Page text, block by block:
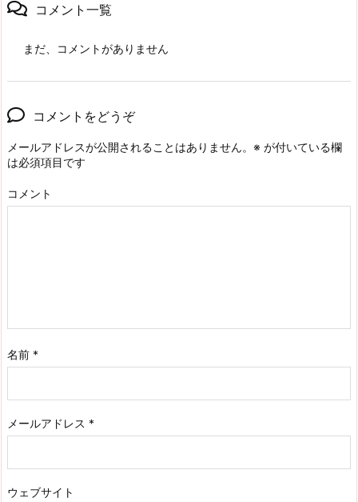
コメント一覧
まだ、コメントがありません
コメントをどうぞ
メールアドレスが公開されることはありません。 ※ が付いている欄
は必須項目です
コメント
名前 *
メールアドレス *
ウェブサイト